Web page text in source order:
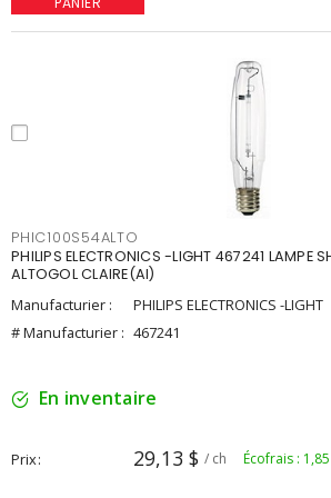
PHIC100S54ALTO
PHILIPS ELECTRONICS -LIGHT 467241 LAMPE
ALTOGOL CLAIRE(AI)
Manufacturier :
PHILIPS ELECTRONICS -LIGHT
# Manufacturier : 467241
En inventaire
Prix 29,13 $ / ch Écofrais :